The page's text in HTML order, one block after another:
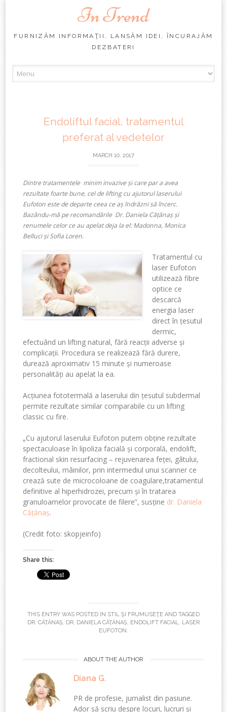
In Trend
FURNIZĂM INFORMAŢII, LANSĂM IDEI, ÎNCURAJĂM
DEZBATERI
to
Endoliftul facial, tratamentul
preferat al vedetelor
MARCH 10, 2017
Dintre tratamentele minim invazive și care par a avea
rezultate foarte bune, cel de lifting cu ajutorul laserului
Eufoton este de departe ceea ce aș îndrăzni să încerc.
Bazându-mă pe recomandările Dr. Daniela Cățănaș și
renumele celor ce au apelat deja la el: Madonna, Monica
Belluci și Sofia Loren.
Tratamentul cu
laser Eufoton
utilizează fibre
optice ce
descarcă
energia laser
direct în țesutul
dermic,
efectuând un lifting natural, fără reacții adverse și
complicații. Procedura se realizează fără durere,
durează aproximativ 15 minute și numeroase
personalități au apelat la ea.
Acțiunea fototermală a laserului din țesutul subdermal
permite rezultate similar comparabile cu un lifting
classic cu fire.
„Cu ajutorul laserului Eufoton putem obține rezultate
spectaculoase în lipoliza facială și corporală, endolift,
fractional skin resurfacing – rejuvenarea feței, gâtului,
decolteului, mâinilor, prin intermediul unui scanner ce
crează sute de microcoloane de coagulare,tratamentul
definitive al hiperhidrozei, precum și în tratarea
granuloamelor provocate de filere”, susține dr. Daniela
Cățănaș.
(Credit foto: skopjeinfo)
Share this:
THIS ENTRY WAS POSTED IN STIL ŞI FRUMUSEŢE AND TAGGED
DR. CĂȚĂNAȘ, DR. DANIELA CĂȚĂNAȘ, ENDOLIFT FACIAL, LASER
EUFOTON .
ABOUT THE AUTHOR
Diana G.
PR de profesie, jurnalist din pasiune.
Ador să scriu despre locuri, lucruri și